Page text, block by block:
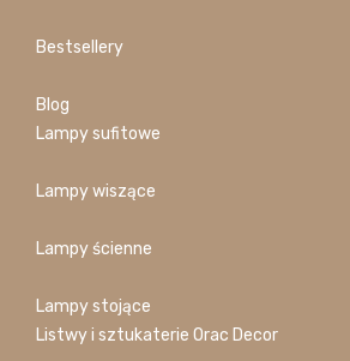
Bestsellery
Blog
Lampy sufitowe
Lampy wiszące
Lampy ścienne
Lampy stojące
Listwy i sztukaterie Orac Decor